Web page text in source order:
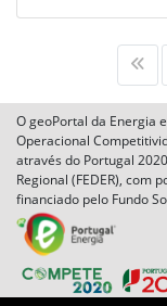
O geoPortal da Energia
Operacional
através do Portugal
Regional (FEDER), com
financiado pelo Fundo